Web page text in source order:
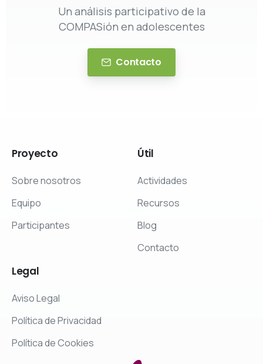
Un análisis participativo de la
COMPASión en adolescentes
Contacto
Proyecto
Sobre nosotros
Equipo
Participantes
Útil
Actividades
Recursos
Blog
Contacto
Legal
Aviso Legal
Política de Privacidad
Política de Cookies